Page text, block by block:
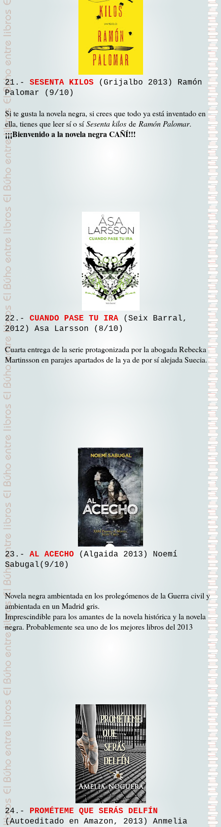
21.- SESENTA KILOS (Grijalbo 2013) Ramón
Palomar (9/10)
Si te gusta la novela negra, si crees que todo ya está inventado en
ella, tienes que leer sí o síSesenta kilos de Ramón Palomar.
¡¡¡Bienvenido a la novela negra CAÑÍ!!!
22.- CUANDO PASE TU IRA (Seix Barral,
2012) Asa Larsson (8/10)
Cuarta entrega de la serie protagonizada por la abogada Rebecka
Martinsson en parajes apartados de la ya de por sí alejada Suecia.
23.- AL ACECHO
(Algaida 2013) Noemí
Sabugal(9/10)
Novela negra ambientada en los prolegómenos de la Guerra civil y
ambientada en un Madrid gris.
Imprescindible para los amantes de la novela histórica y la novela
negra. Probablemente sea uno de los mejores libros del 2013
24.- PROMÉTEME QUE SERÁS DELFÍN
(Autoeditado en Amazon, 2013) Anmelia